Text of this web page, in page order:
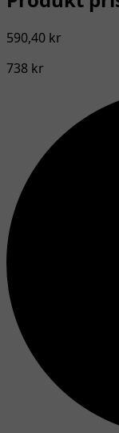
590,40 kr
738 kr